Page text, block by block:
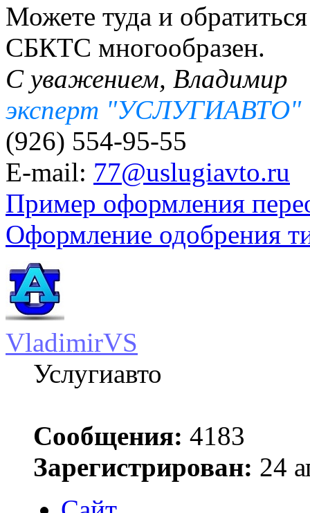
Можете туда и
СБКТС многообразен.
С уважением, Владимир
эксперт "УСЛУГИАВТО"
(926) 554-95-55
E-mail: 77@uslugiavto.ru
Пример оформления
Оформление одобрения
VladimirVS
Услугиавто
Сообщения: 4183
Зарегистрирован: 24